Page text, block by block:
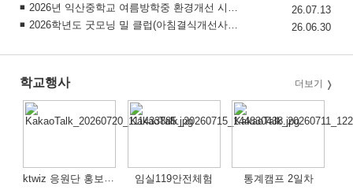
2026년 익산중학교 여름방학중 환경개선 시설공사 안내
26.07.13
2026학년도 굿모닝 밀 클럽(아침결식개선사업) 7월 식단표입니다.
26.06.30
학교행사 더보기
ktwiz 응원단 홍보 행사 임실119안전체험 통계캠프 2일차